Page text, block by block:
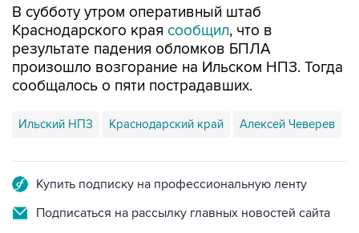
В субботу утром оперативный штаб
Краснодарского края сообщил, что в
результате падения обломков БПЛА
произошло возгорание на Ильском НПЗ. Тогда
сообщалось о пяти пострадавших.
Ильский НПЗ Краснодарский край Алексей Чеверев
Купить подписку на профессиональную ленту
Подписаться на рассылку главных новостей сайта